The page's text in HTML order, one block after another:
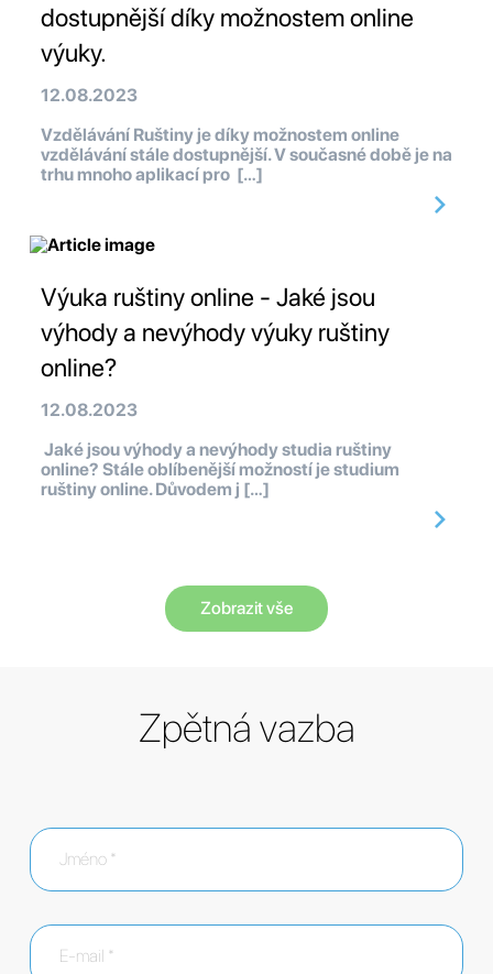
dostupnější díky možnostem online
výuky.
12.08.2023
Vzdělávání Ruštiny je díky možnostem online
vzdělávání stále dostupnější. V současné době je na
trhu mnoho aplikací pro […]
Výuka ruštiny online - Jaké jsou
výhody a nevýhody výuky ruštiny
online?
12.08.2023
Jaké jsou výhody a nevýhody studia ruštiny
online? Stále oblíbenější možností je studium
ruštiny online. Důvodem j […]
Zobrazit vše
Zpětná vazba